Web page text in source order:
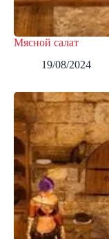
Мясной салат
19/08/2024